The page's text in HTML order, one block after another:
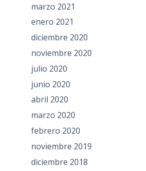
marzo 2021
enero 2021
diciembre 2020
noviembre 2020
julio 2020
junio 2020
abril 2020
marzo 2020
febrero 2020
noviembre 2019
diciembre 2018